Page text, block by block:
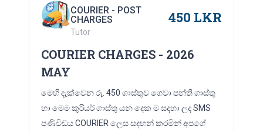
COURIER - POST
CHARGES
Tutor
450 LKR
COURIER CHARGES - 2026
MAY
මෙහි දැක්වෙන රු. 450 ගාස්තුව ගෙවා පන්ති ගාස්තු
හා මෙම කුරියර් ගාස්තු යන දෙක ම සදහා ලද SMS
පණිවිඩය COURIER ලෙස සදහන් කරමින් අපගේ